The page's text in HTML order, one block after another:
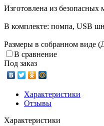
Изготовлена из
В комплекте: помпа, USB
Размеры в собранном виде
В сравнение
Под заказ
Характеристики
Отзывы
Характеристики